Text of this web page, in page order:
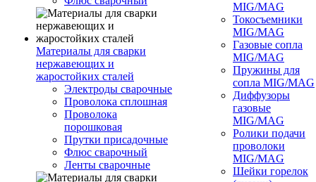
Материалы для сварки
нержавеющих и
жаростойких сталей
Электроды сварочные
Проволока сплошная
Проволока
порошковая
Прутки присадочные
Флюс сварочный
Ленты сварочные
MIG/MAG
Токосъемники
MIG/MAG
Газовые сопла
MIG/MAG
Пружины для
сопла MIG/MAG
Диффузоры
газовые
MIG/MAG
Ролики подачи
проволоки
MIG/MAG
Шейки горелок